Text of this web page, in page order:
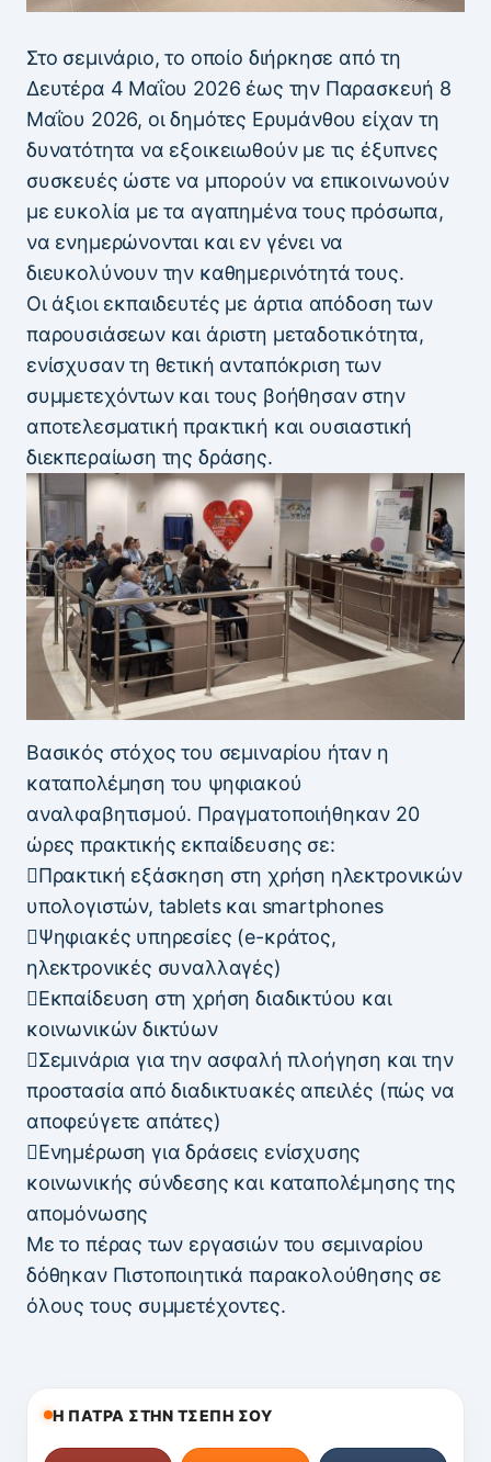
Στο σεμινάριο, το οποίο διήρκησε από τη
Δευτέρα 4 Μαΐου 2026 έως την Παρασκευή 8
Μαΐου 2026, οι δημότες Ερυμάνθου είχαν τη
δυνατότητα να εξοικειωθούν με τις έξυπνες
συσκευές ώστε να μπορούν να επικοινωνούν
με ευκολία με τα αγαπημένα τους πρόσωπα,
να ενημερώνονται και εν γένει να
διευκολύνουν την καθημερινότητά τους.
Οι άξιοι εκπαιδευτές με άρτια απόδοση των
παρουσιάσεων και άριστη μεταδοτικότητα,
ενίσχυσαν τη θετική ανταπόκριση των
συμμετεχόντων και τους βοήθησαν στην
αποτελεσματική πρακτική και ουσιαστική
διεκπεραίωση της δράσης.
Βασικός στόχος του σεμιναρίου ήταν η
καταπολέμηση του ψηφιακού
αναλφαβητισμού. Πραγματοποιήθηκαν 20
ώρες πρακτικής εκπαίδευσης σε:
Πρακτική εξάσκηση στη χρήση ηλεκτρονικών
υπολογιστών, tablets και smartphones
Ψηφιακές υπηρεσίες (e-κράτος,
ηλεκτρονικές συναλλαγές)
Εκπαίδευση στη χρήση διαδικτύου και
κοινωνικών δικτύων
Σεμινάρια για την ασφαλή πλοήγηση και την
προστασία από διαδικτυακές απειλές (πώς να
αποφεύγετε απάτες)
Ενημέρωση για δράσεις ενίσχυσης
κοινωνικής σύνδεσης και καταπολέμησης της
απομόνωσης
Με το πέρας των εργασιών του σεμιναρίου
δόθηκαν Πιστοποιητικά παρακολούθησης σε
όλους τους συμμετέχοντες.
Η ΠΑΤΡΑ ΣΤΗΝ ΤΣΕΠΗ ΣΟΥ